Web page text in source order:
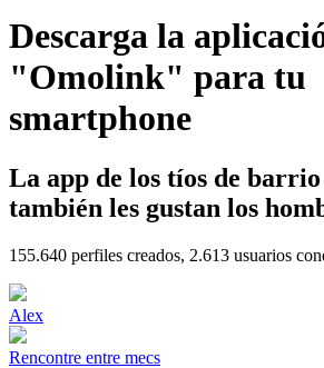
Descarga la
"Omolink" para tu
smartphone
La app de los tíos de
también les gustan los
155.640 perfiles creados, 2.613 usuarios
Alex
Rencontre entre mecs